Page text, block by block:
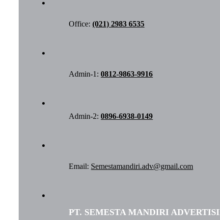
Office:(021) 2983 6535
Admin-1:0812-9863-9916
Admin-2:0896-6938-0149
Email: Semestamandiri.adv@gmail.com
PT. SEMESTA MANDIRI